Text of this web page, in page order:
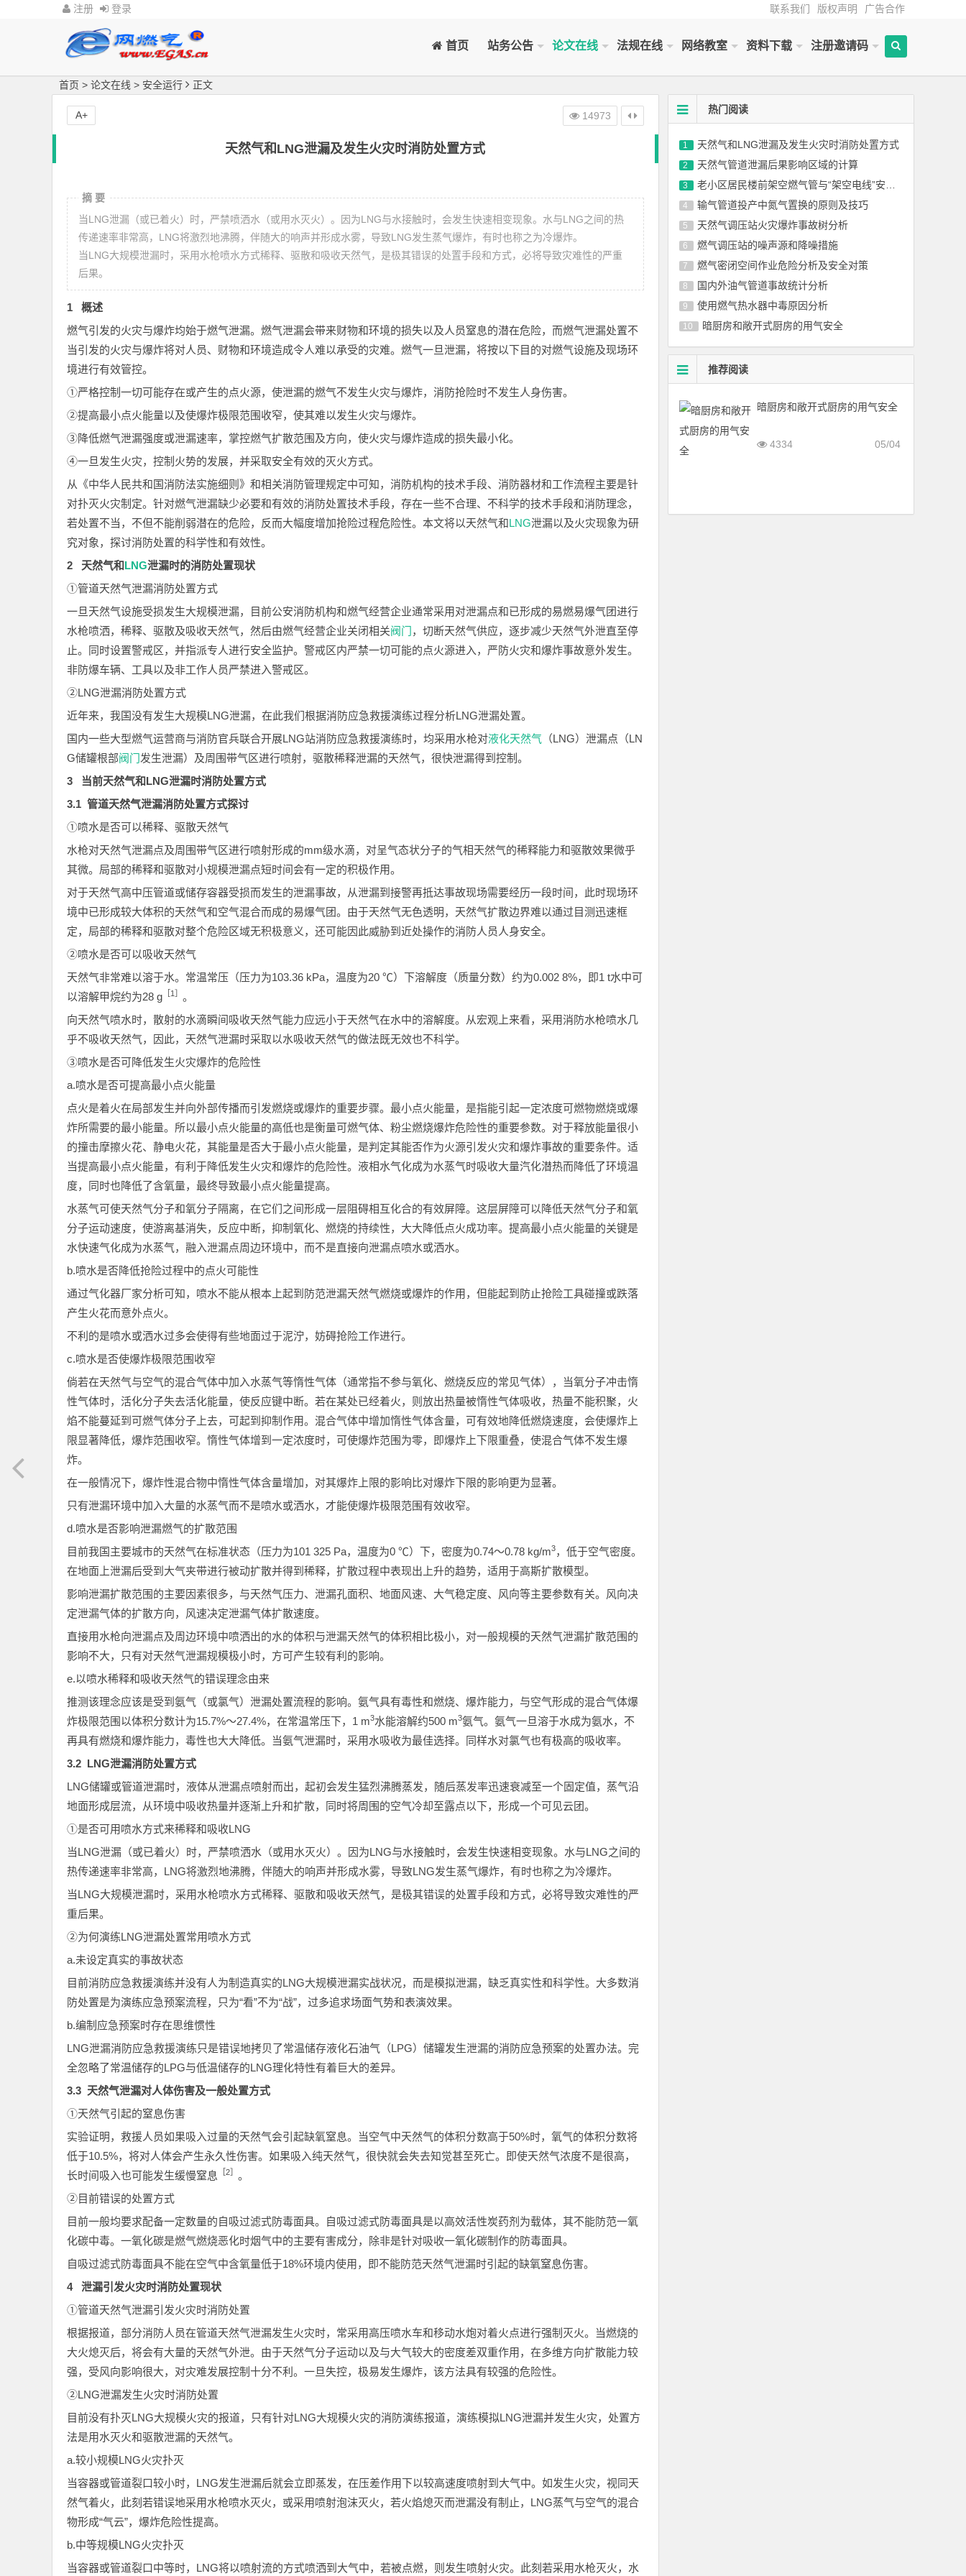
注册 登录 联系我们 版权声明 广告合作
首页 站务公告 论文在线 法规在线 网络教室 资料下载 注册邀请码
首页 > 论文在线 > 安全运行 正文
天然气和LNG泄漏及发生火灾时消防处置方式
摘 要
当LNG泄漏（或已着火）时，严禁喷洒水（或用水灭火）。因为LNG与水接触时，会发生快速相变现象。水与LNG之间的热
传递速率非常高，LNG将激烈地沸腾，伴随大的响声并形成水雾，导致LNG发生蒸气爆炸，有时也称之为冷爆炸。
当LNG大规模泄漏时，采用水枪喷水方式稀释、驱散和吸收天然气，是极其错误的处置手段和方式，必将导致灾难性的严重
后果。
1 概述
燃气引发的火灾与爆炸均始于燃气泄漏。燃气泄漏会带来财物和环境的损失以及人员窒息的潜在危险，而燃气泄漏处置不
当引发的火灾与爆炸将对人员、财物和环境造成令人难以承受的灾难。燃气一旦泄漏，将按以下目的对燃气设施及现场环
境进行有效管控。
①严格控制一切可能存在或产生的点火源，使泄漏的燃气不发生火灾与爆炸，消防抢险时不发生人身伤害。
②提高最小点火能量以及使爆炸极限范围收窄，使其难以发生火灾与爆炸。
③降低燃气泄漏强度或泄漏速率，掌控燃气扩散范围及方向，使火灾与爆炸造成的损失最小化。
④一旦发生火灾，控制火势的发展，并采取安全有效的灭火方式。
从《中华人民共和国消防法实施细则》和相关消防管理规定中可知，消防机构的技术手段、消防器材和工作流程主要是针
对扑灭火灾制定。针对燃气泄漏缺少必要和有效的消防处置技术手段，存在一些不合理、不科学的技术手段和消防理念，
若处置不当，不但不能削弱潜在的危险，反而大幅度增加抢险过程危险性。本文将以天然气和LNG泄漏以及火灾现象为研
究对象，探讨消防处置的科学性和有效性。
2 天然气和LNG泄漏时的消防处置现状
①管道天然气泄漏消防处置方式
一旦天然气设施受损发生大规模泄漏，目前公安消防机构和燃气经营企业通常采用对泄漏点和已形成的易燃易爆气团进行
水枪喷洒，稀释、驱散及吸收天然气，然后由燃气经营企业关闭相关阀门 ，切断天然气供应，逐步减少天然气外泄直至停
止。同时设置警戒区，并指派专人进行安全监护。警戒区内严禁一切可能的点火源进入，严防火灾和爆炸事故意外发生。
非防爆车辆、工具以及非工作人员严禁进入警戒区。
②LNG泄漏消防处置方式
近年来，我国没有发生大规模LNG泄漏，在此我们根据消防应急救援演练过程分析LNG泄漏处置。
国内一些大型燃气运营商与消防官兵联合开展LNG站消防应急救援演练时，均采用水枪对液化天然气 （LNG）泄漏点（LN
G储罐根部阀门发生泄漏）及周围带气区进行喷射，驱散稀释泄漏的天然气，很快泄漏得到控制。
3 当前天然气和LNG泄漏时消防处置方式
3.1 管道天然气泄漏消防处置方式探讨
①喷水是否可以稀释、驱散天然气
水枪对天然气泄漏点及周围带气区进行喷射形成的mm级水滴，对呈气态状分子的气相天然气的稀释能力和驱散效果微乎
其微。局部的稀释和驱散对小规模泄漏点短时间会有一定的积极作用。
对于天然气高中压管道或储存容器受损而发生的泄漏事故，从泄漏到接警再抵达事故现场需要经历一段时间，此时现场环
境中已形成较大体积的天然气和空气混合而成的易爆气团。由于天然气无色透明，天然气扩散边界难以通过目测迅速框
定，局部的稀释和驱散对整个危险区域无积极意义，还可能因此威胁到近处操作的消防人员人身安全。
②喷水是否可以吸收天然气
天然气非常难以溶于水。常温常压（压力为103.36 kPa，温度为20 ℃）下溶解度（质量分数）约为0.002 8%，即1 t水中可
以溶解甲烷约为28 g ［1］ 。
向天然气喷水时，散射的水滴瞬间吸收天然气能力应远小于天然气在水中的溶解度。从宏观上来看，采用消防水枪喷水几
乎不吸收天然气，因此，天然气泄漏时采取以水吸收天然气的做法既无效也不科学。
③喷水是否可降低发生火灾爆炸的危险性
a.喷水是否可提高最小点火能量
点火是着火在局部发生并向外部传播而引发燃烧或爆炸的重要步骤。最小点火能量，是指能引起一定浓度可燃物燃烧或爆
炸所需要的最小能量。所以最小点火能量的高低也是衡量可燃气体、粉尘燃烧爆炸危险性的重要参数。对于释放能量很小
的撞击摩擦火花、静电火花，其能量是否大于最小点火能量，是判定其能否作为火源引发火灾和爆炸事故的重要条件。适
当提高最小点火能量，有利于降低发生火灾和爆炸的危险性。液相水气化成为水蒸气时吸收大量汽化潜热而降低了环境温
度，同时也降低了含氧量，最终导致最小点火能量提高。
水蒸气可使天然气分子和氧分子隔离，在它们之间形成一层阻碍相互化合的有效屏障。这层屏障可以降低天然气分子和氧
分子运动速度，使游离基消失，反应中断，抑制氧化、燃烧的持续性，大大降低点火成功率。提高最小点火能量的关键是
水快速气化成为水蒸气，融入泄漏点周边环境中，而不是直接向泄漏点喷水或洒水。
b.喷水是否降低抢险过程中的点火可能性
通过气化器厂家分析可知，喷水不能从根本上起到防范泄漏天然气燃烧或爆炸的作用，但能起到防止抢险工具碰撞或跌落
产生火花而意外点火。
不利的是喷水或洒水过多会使得有些地面过于泥泞，妨碍抢险工作进行。
c.喷水是否使爆炸极限范围收窄
倘若在天然气与空气的混合气体中加入水蒸气等惰性气体（通常指不参与氧化、燃烧反应的常见气体），当氧分子冲击惰
性气体时，活化分子失去活化能量，使反应键中断。若在某处已经着火，则放出热量被惰性气体吸收，热量不能积聚，火
焰不能蔓延到可燃气体分子上去，可起到抑制作用。混合气体中增加惰性气体含量，可有效地降低燃烧速度，会使爆炸上
限显著降低，爆炸范围收窄。惰性气体增到一定浓度时，可使爆炸范围为零，即爆炸上下限重叠，使混合气体不发生爆
炸。
在一般情况下，爆炸性混合物中惰性气体含量增加，对其爆炸上限的影响比对爆炸下限的影响更为显著。
只有泄漏环境中加入大量的水蒸气而不是喷水或洒水，才能使爆炸极限范围有效收窄。
d.喷水是否影响泄漏燃气的扩散范围
目前我国主要城市的天然气在标准状态（压力为101 325 Pa，温度为0 ℃）下，密度为0.74～0.78 kg/m3，低于空气密度。
在地面上泄漏后受到大气夹带进行被动扩散并得到稀释，扩散过程中表现出上升的趋势，适用于高斯扩散模型。
影响泄漏扩散范围的主要因素很多，与天然气压力、泄漏孔面积、地面风速、大气稳定度、风向等主要参数有关。风向决
定泄漏气体的扩散方向，风速决定泄漏气体扩散速度。
直接用水枪向泄漏点及周边环境中喷洒出的水的体积与泄漏天然气的体积相比极小，对一般规模的天然气泄漏扩散范围的
影响不大，只有对天然气泄漏规模极小时，方可产生较有利的影响。
e.以喷水稀释和吸收天然气的错误理念由来
推测该理念应该是受到氨气（或氯气）泄漏处置流程的影响。氨气具有毒性和燃烧、爆炸能力，与空气形成的混合气体爆
炸极限范围以体积分数计为15.7%～27.4%，在常温常压下，1 m3水能溶解约500 m3氨气。氨气一旦溶于水成为氨水，不
再具有燃烧和爆炸能力，毒性也大大降低。当氨气泄漏时，采用水吸收为最佳选择。同样水对氯气也有极高的吸收率。
3.2 LNG泄漏消防处置方式
LNG储罐或管道泄漏时，液体从泄漏点喷射而出，起初会发生猛烈沸腾蒸发，随后蒸发率迅速衰减至一个固定值，蒸气沿
地面形成层流，从环境中吸收热量并逐渐上升和扩散，同时将周围的空气冷却至露点以下，形成一个可见云团。
①是否可用喷水方式来稀释和吸收LNG
当LNG泄漏（或已着火）时，严禁喷洒水（或用水灭火）。因为LNG与水接触时，会发生快速相变现象。水与LNG之间的
热传递速率非常高，LNG将激烈地沸腾，伴随大的响声并形成水雾，导致LNG发生蒸气爆炸，有时也称之为冷爆炸。
当LNG大规模泄漏时，采用水枪喷水方式稀释、驱散和吸收天然气，是极其错误的处置手段和方式，必将导致灾难性的严
重后果。
②为何演练LNG泄漏处置常用喷水方式
a.未设定真实的事故状态
目前消防应急救援演练并没有人为制造真实的LNG大规模泄漏实战状况，而是模拟泄漏，缺乏真实性和科学性。大多数消
防处置是为演练应急预案流程，只为“看”不为“战”，过多追求场面气势和表演效果。
b.编制应急预案时存在思维惯性
LNG泄漏消防应急救援演练只是错误地拷贝了常温储存液化石油气（LPG）储罐发生泄漏的消防应急预案的处置办法。完
全忽略了常温储存的LPG与低温储存的LNG理化特性有着巨大的差异。
3.3 天然气泄漏对人体伤害及一般处置方式
①天然气引起的窒息伤害
实验证明，救援人员如果吸入过量的天然气会引起缺氧窒息。当空气中天然气的体积分数高于50%时，氧气的体积分数将
低于10.5%，将对人体会产生永久性伤害。如果吸入纯天然气，很快就会失去知觉甚至死亡。即使天然气浓度不是很高，
长时间吸入也可能发生缓慢窒息 ［2］ 。
②目前错误的处置方式
目前一般均要求配备一定数量的自吸过滤式防毒面具。自吸过滤式防毒面具是以高效活性炭药剂为载体，其不能防范一氧
化碳中毒。一氧化碳是燃气燃烧恶化时烟气中的主要有害成分，除非是针对吸收一氧化碳制作的防毒面具。
自吸过滤式防毒面具不能在空气中含氧量低于18%环境内使用，即不能防范天然气泄漏时引起的缺氧窒息伤害。
4 泄漏引发火灾时消防处置现状
①管道天然气泄漏引发火灾时消防处置
根据报道，部分消防人员在管道天然气泄漏发生火灾时，常采用高压喷水车和移动水炮对着火点进行强制灭火。当燃烧的
大火熄灭后，将会有大量的天然气外泄。由于天然气分子运动以及与大气较大的密度差双重作用，在多维方向扩散能力较
强，受风向影响很大，对灾难发展控制十分不利。一旦失控，极易发生爆炸，该方法具有较强的危险性。
②LNG泄漏发生火灾时消防处置
目前没有扑灭LNG大规模火灾的报道，只有针对LNG大规模火灾的消防演练报道，演练模拟LNG泄漏并发生火灾，处置方
法是用水灭火和驱散泄漏的天然气。
a.较小规模LNG火灾扑灭
当容器或管道裂口较小时，LNG发生泄漏后就会立即蒸发，在压差作用下以较高速度喷射到大气中。如发生火灾，视同天
然气着火，此刻若错误地采用水枪喷水灭火，或采用喷射泡沫灭火，若火焰熄灭而泄漏没有制止，LNG蒸气与空气的混合
物形成“气云”，爆炸危险性提高。
b.中等规模LNG火灾扑灭
当容器或管道裂口中等时，LNG将以喷射流的方式喷洒到大气中，若被点燃，则发生喷射火灾。此刻若采用水枪灭火，水
14973
A+ 热门阅读
1 天然气和LNG泄漏及发生火灾时消防处置方式
2 天然气管道泄漏后果影响区域的计算
3 老小区居民楼前架空燃气管与“架空电线”安全距离适用规范的探讨
4 输气管道投产中氮气置换的原则及技巧
5 天然气调压站火灾爆炸事故树分析
6 燃气调压站的噪声源和降噪措施
7 燃气密闭空间作业危险分析及安全对策
8 国内外油气管道事故统计分析
9 使用燃气热水器中毒原因分析
10 暗厨房和敞开式厨房的用气安全
推荐阅读
暗厨房和敞开式厨房的用气安全
05/04
4334